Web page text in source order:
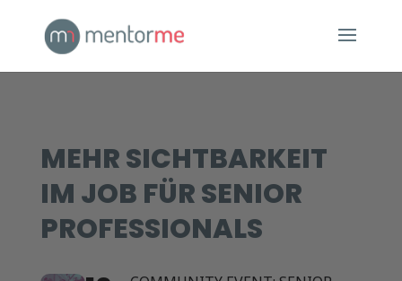
MEHR SICHTBARKEIT
IM JOB FÜR SENIOR
PROFESSIONALS